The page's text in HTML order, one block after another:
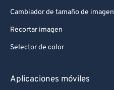
Cambiador de tamaño de imagen
Recortar imagen
Selector de color
Aplicaciones móviles